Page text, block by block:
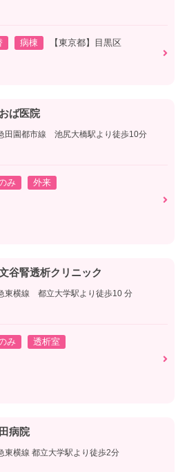
病棟
【東京都】目黒区
ば医院
田園都市線 池尻大橋駅より徒歩10分
み
外来
谷腎透析クリニック
東横線 都立大学駅より徒歩10 分
み
透析室
病院
東横線 都立大学駅より徒歩2分